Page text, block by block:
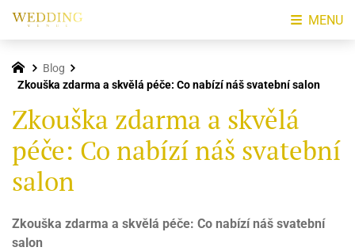
Blog
Zkouška zdarma a skvělá péče: Co nabízí náš svatební salon
Zkouška zdarma a skvělá
péče: Co nabízí náš svatební
salon
Zkouška zdarma a skvělá péče: Co nabízí náš svatební
salon
MENU